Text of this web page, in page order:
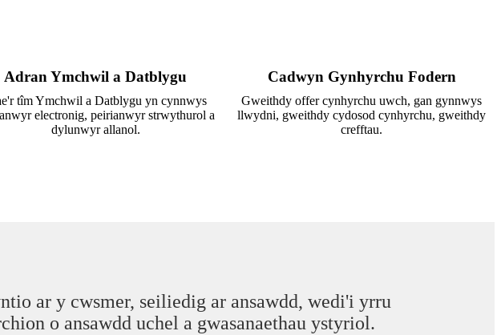
Adran Ymchwil a Datblygu
tîm Ymchwil a Datblygu yn cynnwys
electronig, peirianwyr strwythurol a
dylunwyr allanol.
Cadwyn Gynhyrchu Fodern
Gweithdy offer cynhyrchu uwch, gan gynnwys
llwydni, gweithdy cydosod cynhyrchu, gweithdy
crefftau.
ar y cwsmer, seiliedig ar ansawdd, wedi'i yrru
o ansawdd uchel a gwasanaethau ystyriol.